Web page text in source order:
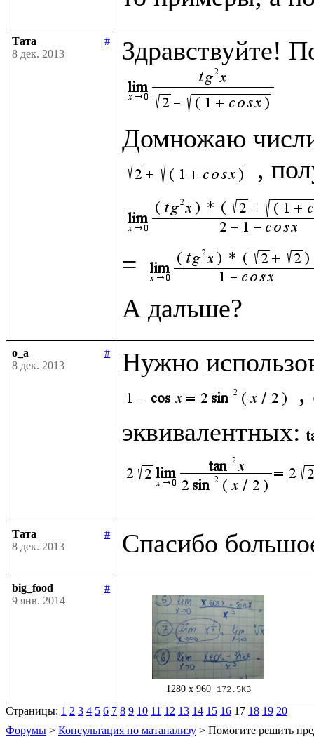
Тата
#
8 дек. 2013
Домножаю
=
o_a
#
8 дек. 2013
Нужно
,
эквивалентных:
Тата
#
8 дек. 2013
big_food
#
9 янв. 2014
1280 x 960 172.5KB
Страницы: 1 2 3 4 5 6 7 8 9 10 11 12 13 14 15 16 17 18 19 20
Форумы > Консультация по матанализу > Помогите решить